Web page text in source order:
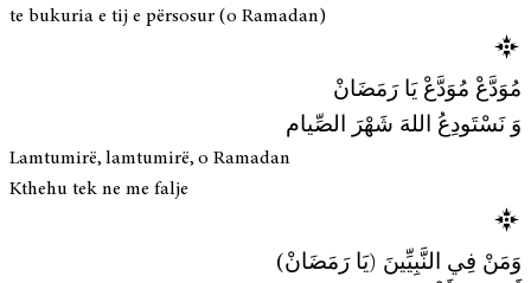
te bukuria e tij e përsosur (o Ramadan)
مُوَدَّعْ مُوَدَّعْ يَا رَمَضَانْ
وَ نَسْتَودِعُ اللهَ شَهْرَ الصِّيام
Lamtumirë, lamtumirë, o Ramadan
Kthehu tek ne me falje
وَمَنْ فِي النَّبِيِّينَ (يَا رَمَضَانْ)